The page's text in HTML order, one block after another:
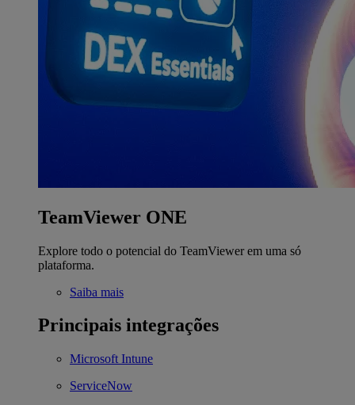
TeamViewer ONE
Explore todo o potencial do TeamViewer em uma só
plataforma.
Saiba mais
Principais integrações
Microsoft Intune
ServiceNow